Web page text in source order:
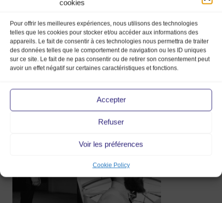
cookies
Pour offrir les meilleures expériences, nous utilisons des technologies
telles que les cookies pour stocker et/ou accéder aux informations des
appareils. Le fait de consentir à ces technologies nous permettra de traiter
des données telles que le comportement de navigation ou les ID uniques
sur ce site. Le fait de ne pas consentir ou de retirer son consentement peut
avoir un effet négatif sur certaines caractéristiques et fonctions.
Accepter
Refuser
Voir les préférences
Cookie Policy